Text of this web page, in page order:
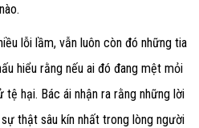
lỗi lầm, vẫn luôn còn đó những tia
hiểu rằng nếu ai đó đang mệt mỏi
hại. Bác ái nhận ra rằng những lời
thật sâu kín nhất trong lòng người